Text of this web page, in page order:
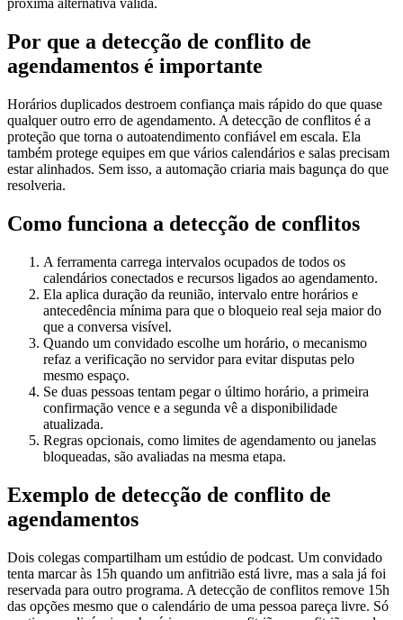
próxima alternativa válida.
Por que a detecção de conflito de
agendamentos é importante
Horários duplicados destroem confiança mais rápido do que quase
qualquer outro erro de agendamento. A detecção de conflitos é a
proteção que torna o autoatendimento confiável em escala. Ela
também protege equipes em que vários calendários e salas precisam
estar alinhados. Sem isso, a automação criaria mais bagunça do que
resolveria.
Como funciona a detecção de conflitos
A ferramenta carrega intervalos ocupados de todos os
calendários conectados e recursos ligados ao agendamento.
Ela aplica duração da reunião, intervalo entre horários e
antecedência mínima para que o bloqueio real seja maior do
que a conversa visível.
Quando um convidado escolhe um horário, o mecanismo
refaz a verificação no servidor para evitar disputas pelo
mesmo espaço.
Se duas pessoas tentam pegar o último horário, a primeira
confirmação vence e a segunda vê a disponibilidade
atualizada.
Regras opcionais, como limites de agendamento ou janelas
bloqueadas, são avaliadas na mesma etapa.
Exemplo de detecção de conflito de
agendamentos
Dois colegas compartilham um estúdio de podcast. Um convidado
tenta marcar às 15h quando um anfitrião está livre, mas a sala já foi
reservada para outro programa. A detecção de conflitos remove 15h
das opções mesmo que o calendário de uma pessoa pareça livre. Só